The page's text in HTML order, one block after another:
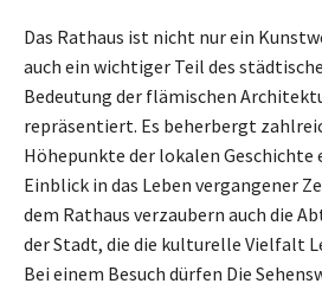
Das Rathaus ist nicht nur ein
auch ein wichtiger Teil des
Bedeutung der flämischen
repräsentiert. Es beherbergt
Höhepunkte der lokalen Geschichte
Einblick in das Leben vergangener
dem Rathaus verzaubern auch die
der Stadt, die die kulturelle Vielfalt
Bei einem Besuch dürfen Die